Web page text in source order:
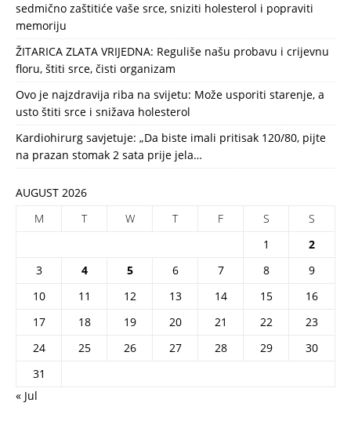
sedmično zaštitiće vaše srce, sniziti holesterol i popraviti
memoriju
ŽITARICA ZLATA VRIJEDNA: Reguliše našu probavu i crijevnu
floru, štiti srce, čisti organizam
Ovo je najzdravija riba na svijetu: Može usporiti starenje, a
usto štiti srce i snižava holesterol
Kardiohirurg savjetuje: „Da biste imali pritisak 120/80, pijte
na prazan stomak 2 sata prije jela…
AUGUST 2026
M
T W T F S
S
1
2
3
4 5 6 7 8
9
10
11 12 13 14 15
16
17
18 19 20 21 22
23
24
25 26 27 28 29
30
31
« Jul